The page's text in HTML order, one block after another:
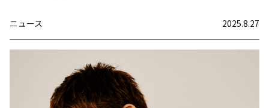
ニュース 2025.8.27